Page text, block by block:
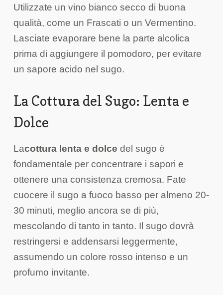
Utilizzate un vino bianco secco di buona
qualità, come un Frascati o un Vermentino.
Lasciate evaporare bene la parte alcolica
prima di aggiungere il pomodoro, per evitare
un sapore acido nel sugo.
La Cottura del Sugo: Lenta e
Dolce
Lacottura lenta e dolce del sugo è
fondamentale per concentrare i sapori e
ottenere una consistenza cremosa. Fate
cuocere il sugo a fuoco basso per almeno 20-
30 minuti, meglio ancora se di più,
mescolando di tanto in tanto. Il sugo dovrà
restringersi e addensarsi leggermente,
assumendo un colore rosso intenso e un
profumo invitante.